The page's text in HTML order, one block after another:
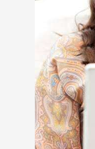
Xem chi tiết các bài viết